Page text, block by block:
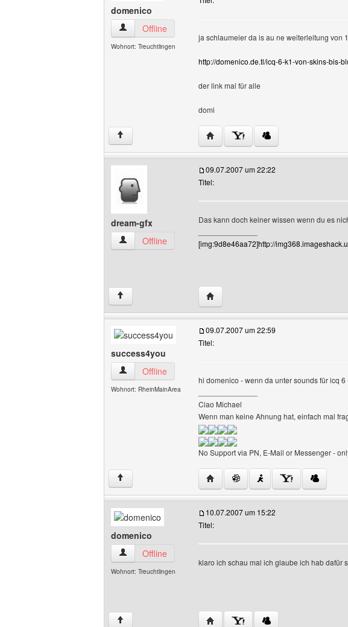
domenico
domenico Benutzer-Profile anzeigen
Offline
Wohnort: Treuchtlingen
ja schlaumeier da is au ne weiterleitung von
http://domenico.de.tl/icq-6-k1-von-skins-bis-
der link mal für alle
domi
↑ Website dieses Benutzers besuchen:
dream-gfx
dream-gfx Benutzer-Profile anzeigen
Offline
09.07.2007 um 22:22
Titel:
Das kann doch keiner wissen wenn du es
[img:9d8e46aa72]http://
↑ Website dieses Benutzers besuchen:
success4you
success4you Benutzer-Profile anzeigen
Offline
Wohnort: RheinMainArea
09.07.2007 um 22:59
Titel:
hi domenico - wenn da unter sounds für icq
Ciao Michael
Wenn man keine Ahnung hat, einfach mal
No Support via PN, E-Mail or Messenger -
↑ Website dieses Benutzers besuchen:
domenico
domenico Benutzer-Profile anzeigen
Offline
Wohnort: Treuchtlingen
10.07.2007 um 15:22
Titel:
klaro ich schau mal ich glaube ich hab dafür
↑ Website dieses Benutzers besuchen: